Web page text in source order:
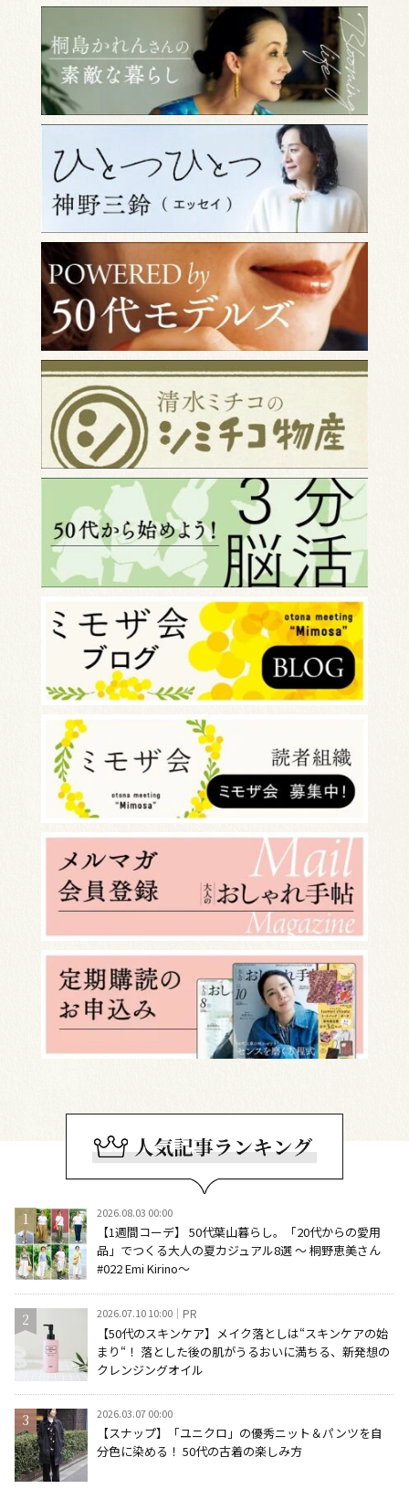
2026.08.03 00:00
【1週間コーデ】 50代葉山暮らし。「20代からの愛用
品」でつくる大人の夏カジュアル8選 ～ 桐野恵美さん
#022 Emi Kirino～
2026.07.10 10:00 PR
【50代のスキンケア】メイク落としは“スキンケアの始
まり“！ 落とした後の肌がうるおいに満ちる、新発想の
クレンジングオイル
2026.03.07 00:00
【スナップ】「ユニクロ」の優秀ニット＆パンツを自
分色に染める！ 50代の古着の楽しみ方